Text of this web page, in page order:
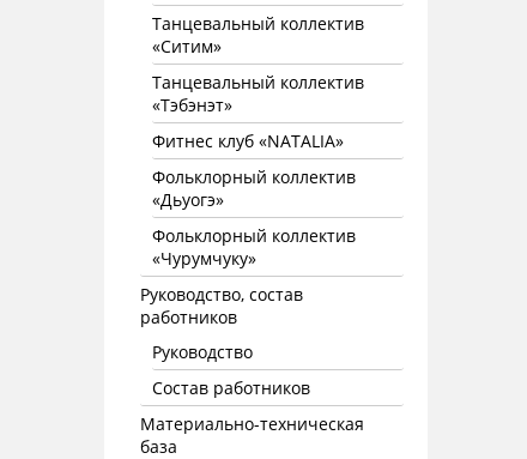
Танцевальный коллектив
«Ситим»
Танцевальный коллектив
«Тэбэнэт»
Фитнес клуб «NATALIA»
Фольклорный коллектив
«Дьуогэ»
Фольклорный коллектив
«Чурумчуку»
Руководство, состав
работников
Руководство
Состав работников
Материально-техническая
база